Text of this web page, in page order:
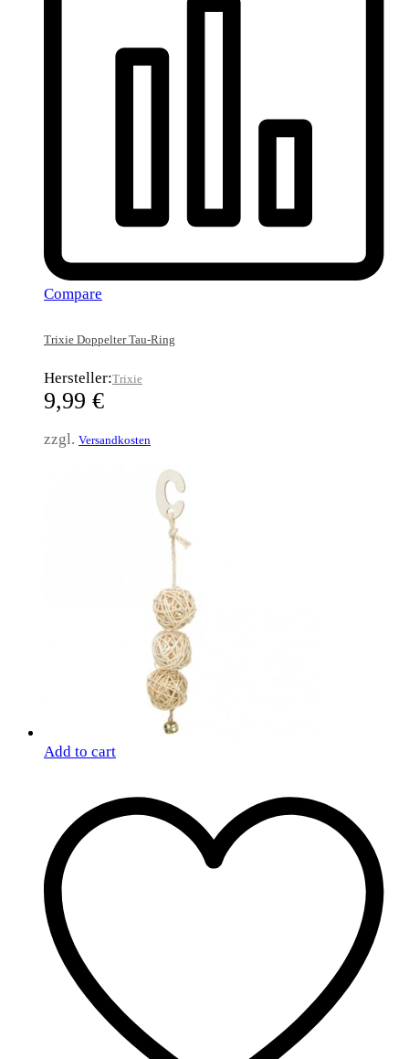
Compare
Trixie Doppelter Tau-Ring
Hersteller:Trixie
9,99 €
zzgl. Versandkosten
Add to cart